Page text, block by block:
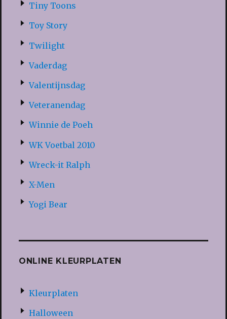
Tiny Toons
Toy Story
Twilight
Vaderdag
Valentijnsdag
Veteranendag
Winnie de Poeh
WK Voetbal 2010
Wreck-it Ralph
X-Men
Yogi Bear
ONLINE KLEURPLATEN
Kleurplaten
Halloween